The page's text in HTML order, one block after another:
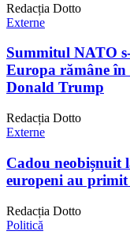
Redacția Dotto
Externe
Summitul NATO
Europa rămâne în
Donald Trump
Redacția Dotto
Externe
Cadou neobișnuit
europeni au primit
Redacția Dotto
Politică